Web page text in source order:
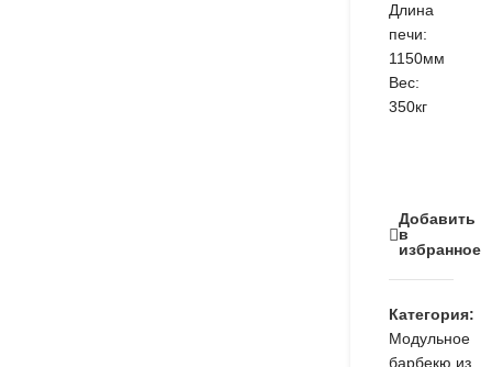
Длина
печи:
1150мм
Вес:
350кг
Добавить
в
избранное
Категория:
Модульное
барбекю из